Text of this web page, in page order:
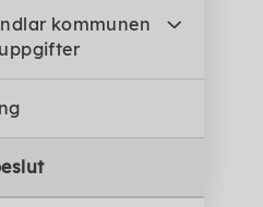
kommunen